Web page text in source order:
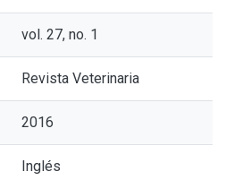
vol. 27, no. 1
Revista Veterinaria
2016
Inglés